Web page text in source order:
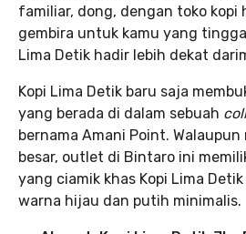
familiar, dong, dengan toko kopi
gembira untuk kamu yang
Lima Detik hadir lebih dekat
Kopi Lima Detik baru saja
yang berada di dalam sebuah
bernama Amani Point.
besar, outlet di Bintaro ini
yang ciamik khas Kopi Lima
warna hijau dan putih minimalis.